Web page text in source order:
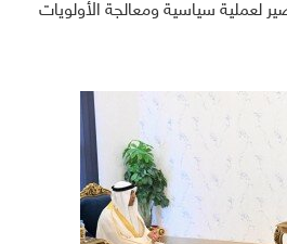
لعملية سياسية ومعالجة الأولويات